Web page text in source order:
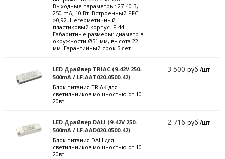
Выходные параметры: 27-40 В,
250 mА, 10 Вт. Встроенный PFC
>0,92. Негерметичный
пластиковый корпус IP 44.
Габаритные размеры: диаметр в
окружности Ø51 мм, высота 22
мм. Гарантийный срок 5 лет.
LED Драйвер TRIAC (9-42V 250-
500mA / LF-AAT020-0500-42)
Блок питания TRIAK для
светильников мощностью от 10-
20вт
3 500руб /шт
LED Драйвер DALI (9-42V 250-
500mA / LF-AAD020-0500-42)
Блок питания DALI для
светильников мощностью от 10-
20вт
2 716руб /шт